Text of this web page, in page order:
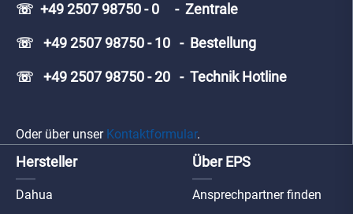
☏ +49 2507 98750 - 0 - Zentrale
☏ +49 2507 98750 - 10 - Bestellung
☏ +49 2507 98750 - 20 - Technik Hotline
Oder über unser Kontaktformular.
Hersteller
Dahua
Über EPS
Ansprechpartner finden